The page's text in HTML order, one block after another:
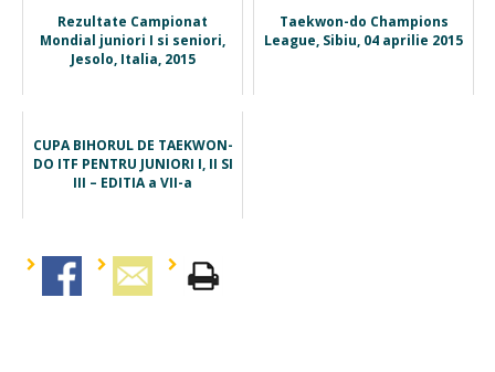
Rezultate Campionat
Mondial juniori I si seniori,
Jesolo, Italia, 2015
Taekwon-do Champions
League, Sibiu, 04 aprilie 2015
CUPA BIHORUL DE TAEKWON-
DO ITF PENTRU JUNIORI I, II SI
III – EDITIA a VII-a